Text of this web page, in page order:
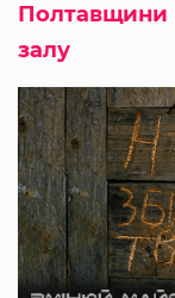
Полтавщини
залу